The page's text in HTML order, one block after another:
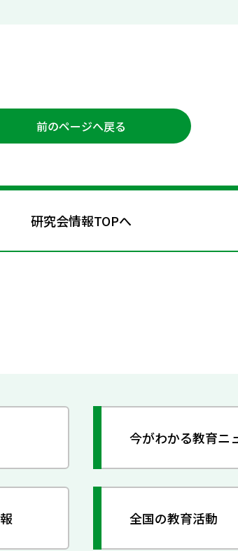
前のページへ戻る
研究会情報TOPへ
今がわかる教育ニ
全国の教育活動